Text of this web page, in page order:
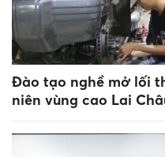
Đào tạo nghề mở lối
niên vùng cao Lai